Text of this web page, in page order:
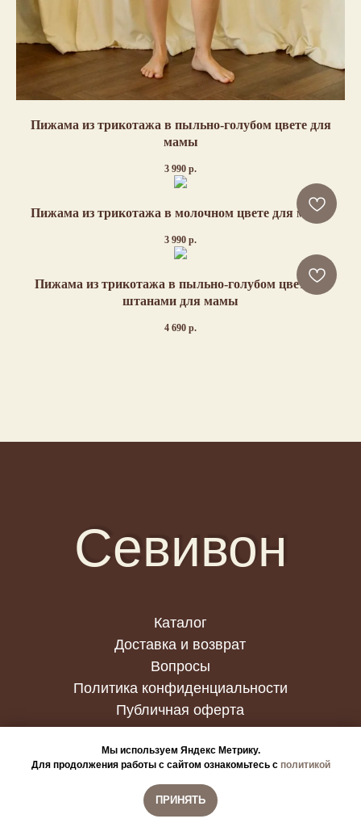
Пижама из трикотажа в пыльно-голубом цвете для
мамы
3 990 р.
Пижама из трикотажа в молочном цвете для мамы
3 990 р.
Пижама из трикотажа в пыльно-голубом цвете со
штанами для мамы
4 690 р.
Севивон
Каталог
Доставка и возврат
Вопросы
Политика конфиденциальности
Публичная оферта
Мы используем Яндекс Метрику.
Для продолжения работы с сайтом ознакомьтесь с политикой
ПРИНЯТЬ